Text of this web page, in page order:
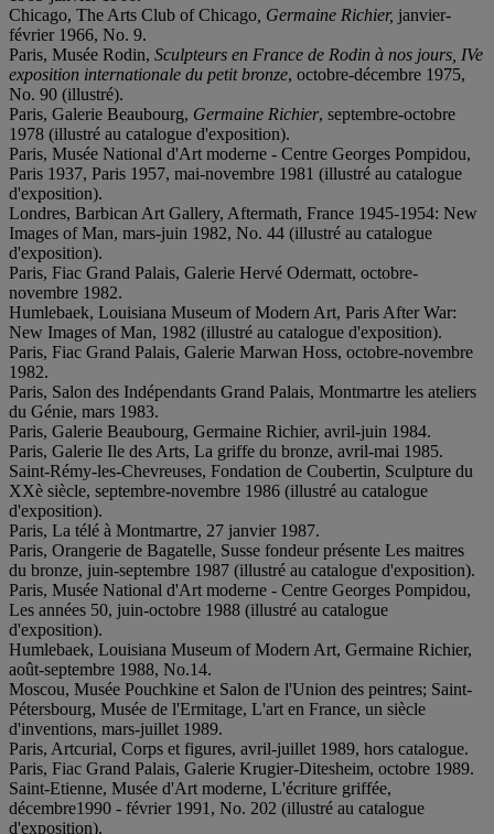
Chicago, The Arts Club of Chicago , Germaine Richier, janvier-
février 1966, No. 9.
Paris, Musée Rodin, Sculpteurs en France de Rodin à nos jours, IVe
exposition internationale du petit bronze, octobre-décembre 1975,
No. 90 (illustré).
Paris, Galerie Beaubourg, Germaine Richier, septembre-octobre
1978 (illustré au catalogue d'exposition).
Paris, Musée National d'Art moderne - Centre Georges Pompidou,
Paris 1937, Paris 1957, mai-novembre 1981 (illustré au catalogue
d'exposition).
Londres, Barbican Art Gallery, Aftermath, France 1945-1954: New
Images of Man, mars-juin 1982, No. 44 (illustré au catalogue
d'exposition).
Paris, Fiac Grand Palais, Galerie Hervé Odermatt, octobre-
novembre 1982.
Humlebaek, Louisiana Museum of Modern Art, Paris After War:
New Images of Man, 1982 (illustré au catalogue d'exposition).
Paris, Fiac Grand Palais, Galerie Marwan Hoss, octobre-novembre
1982.
Paris, Salon des Indépendants Grand Palais, Montmartre les ateliers
du Génie, mars 1983.
Paris, Galerie Beaubourg, Germaine Richier, avril-juin 1984.
Paris, Galerie Ile des Arts, La griffe du bronze, avril-mai 1985.
Saint-Rémy-les-Chevreuses, Fondation de Coubertin, Sculpture du
XXè siècle, septembre-novembre 1986 (illustré au catalogue
d'exposition).
Paris, La télé à Montmartre, 27 janvier 1987.
Paris, Orangerie de Bagatelle, Susse fondeur présente Les maitres
du bronze, juin-septembre 1987 (illustré au catalogue d'exposition).
Paris, Musée National d'Art moderne - Centre Georges Pompidou,
Les années 50, juin-octobre 1988 (illustré au catalogue
d'exposition).
Humlebaek, Louisiana Museum of Modern Art, Germaine Richier,
août-septembre 1988, No.14.
Moscou, Musée Pouchkine et Salon de l'Union des peintres; Saint-
Pétersbourg, Musée de l'Ermitage, L'art en France, un siècle
d'inventions, mars-juillet 1989.
Paris, Artcurial, Corps et figures, avril-juillet 1989, hors catalogue.
Paris, Fiac Grand Palais, Galerie Krugier-Ditesheim, octobre 1989.
Saint-Etienne, Musée d'Art moderne, L'écriture griffée,
décembre1990 - février 1991, No. 202 (illustré au catalogue
d'exposition).